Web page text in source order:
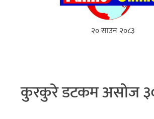
२० साउन २०८३
कुरकुरे डटकम असोज